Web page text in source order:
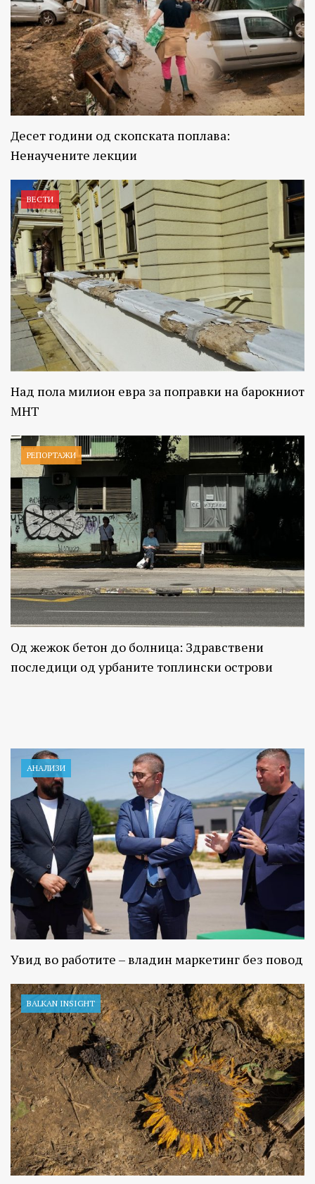
Десет години од скопската поплава:
Ненаучените лекции
ВЕСТИ
Над пола милион евра за поправки на барокниот
МНТ
РЕПОРТАЖИ
Од жежок бетон до болница: Здравствени
последици од урбаните топлински острови
АНАЛИЗИ
Увид во работите – владин маркетинг без повод
BALKAN INSIGHT